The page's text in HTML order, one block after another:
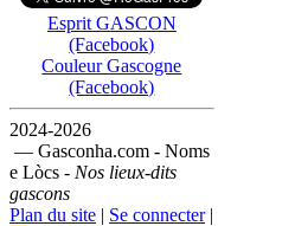
Esprit GASCON
(Facebook)
Couleur Gascogne
(Facebook)
2024-2026
— Gasconha.com - Noms
e Lòcs - Nos lieux-dits
gascons
Plan du site | Se connecter|